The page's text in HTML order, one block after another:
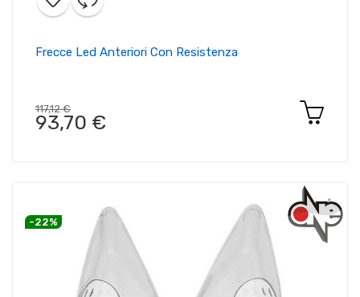
Frecce Led Anteriori Con Resistenza
117,12 €
93,70 €
-22%